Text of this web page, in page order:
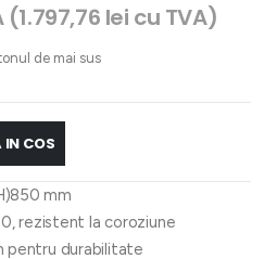
(1.797,76 lei cu TVA)
de mai sus
COS
mm
rezistent la coroziune
pentru durabilitate